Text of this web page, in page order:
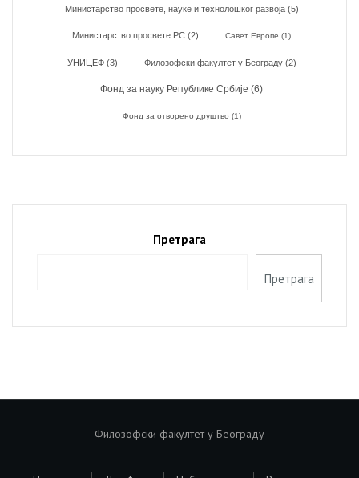
Министарство просвете, науке и технолошког развоја(5)
Министарство просвете РС (2) Савет Европе (1)
УНИЦЕФ(3) Филозофски факултет у Београду(2)
Фонд за науку Републике Србије (6)
Фонд за отворено друштво (1)
Претрага
Претрага
Филозофски факултет у Београду